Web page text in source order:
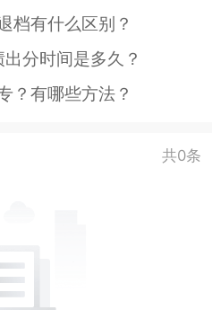
档有什么区别？
分时间是多久？
？有哪些方法？
共0条